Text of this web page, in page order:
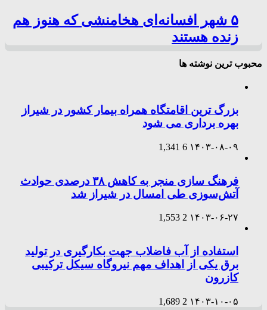
۵ شهر افسانه‌ای هخامنشی که هنوز هم
زنده هستند
محبوب ترین نوشته ها
بزرگ ترین اقامتگاه همراه بیمار کشور در شیراز
بهره برداری می شود
۱۴۰۳-۰۸-۰۹ 6
1,341
فرهنگ سازی منجر به کاهش ۳۸ درصدی حوادث
آتش‌سوزی طی امسال در شیراز شد
۱۴۰۳-۰۶-۲۷ 2
1,553
استفاده از آب فاضلاب جهت بکارگیری در تولید
برق یکی از اهداف مهم نیروگاه سیکل ترکیبی
کازرون
۱۴۰۳-۱۰-۰۵ 2
1,689